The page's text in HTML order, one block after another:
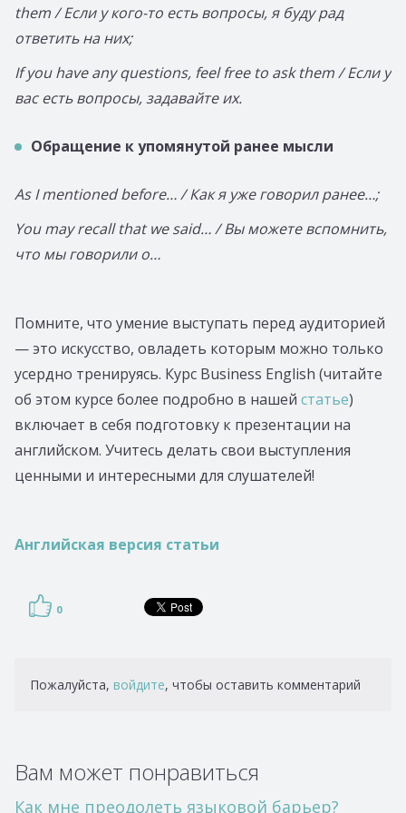
them / Если у кого-то есть вопросы, я буду рад
ответить на них;
If you have any questions, feel free to ask them / Если у
вас есть вопросы, задавайте их.
Обращение к упомянутой ранее мысли
As I mentioned before… / Как я уже говорил ранее…;
You may recall that we said… / Вы можете вспомнить,
что мы говорили о…
Помните, что умение выступать перед аудиторией
— это искусство, овладеть которым можно только
усердно тренируясь. Курс Business English (читайте
об этом курсе более подробно в нашей статье)
включает в себя подготовку к презентации на
английском. Учитесь делать свои выступления
ценными и интересными для слушателей!
Английская версия статьи
0
Пожалуйста, войдите, чтобы оставить комментарий
Вам может понравиться
Как мне преодолеть языковой барьер?